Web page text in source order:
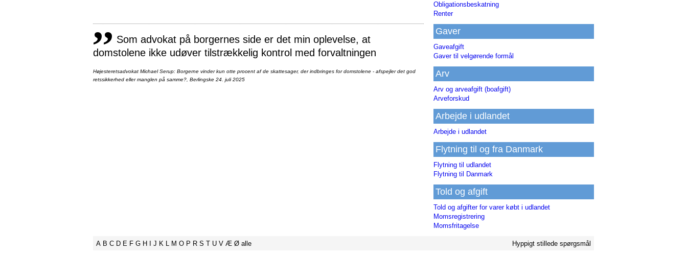
,, Som advokat på borgernes side er det min oplevelse, at
domstolene ikke udøver tilstrækkelig kontrol med forvaltningen
Højesteretsadvokat Michael Serup: Borgerne vinder kun otte procent af de skattesager, der indbringes for domstolene - afspejler det god
retssikkerhed eller manglen på samme?, Berlingske 24. juli 2025
Obligationsbeskatning
Renter
Gaver
Gaveafgift
Gaver til velgørende formål
Arv
Arv og arveafgift (boafgift)
Arveforskud
Arbejde i udlandet
Arbejde i udlandet
Flytning til og fra Danmark
Flytning til udlandet
Flytning til Danmark
Told og afgift
Told og afgifter for varer købt i udlandet
Momsregistrering
Momsfritagelse
A B C D E F G H J K L M O P R S T U V Æ Ø alle Hyppigt stillede spørgsmål